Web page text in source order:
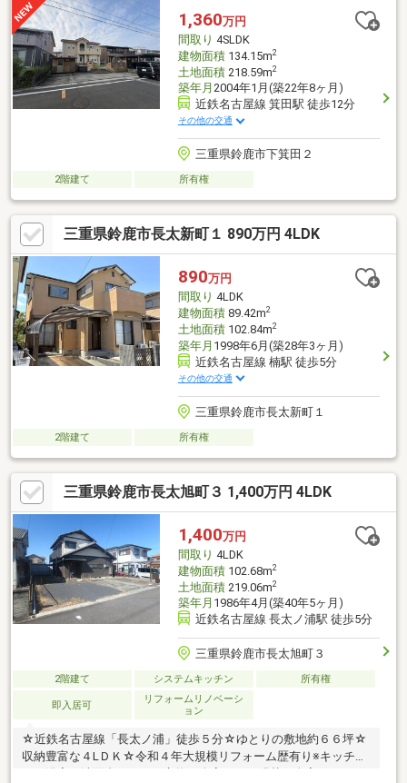
1,360万円
間取り 4SLDK
建物面積134.15m2
土地面積218.59m2
築年月 2004年1月(築22年8ヶ月)
近鉄名古屋線 箕田駅 徒歩12分
その他の交通
三重県鈴鹿市下箕田２
2階建て 所有権
三重県鈴鹿市長太新町１ 890万円 4LDK
890万円
間取り 4LDK
建物面積89.42m2
土地面積102.84m2
築年月 1998年6月(築28年3ヶ月)
近鉄名古屋線 楠駅 徒歩5分
その他の交通
三重県鈴鹿市長太新町１
2階建て 所有権
三重県鈴鹿市長太旭町３ 1,400万円 4LDK
1,400万円
間取り 4LDK
建物面積102.68m2
土地面積219.06m2
築年月 1986年4月(築40年5ヶ月)
近鉄名古屋線 長太ノ浦駅 徒歩5分
三重県鈴鹿市長太旭町３
2階建て システムキッチン 所有権
即入居可
リフォームリノベーシ
ョン
☆近鉄名古屋線「長太ノ浦」徒歩５分☆ゆとりの敷地約６６坪☆
収納豊富な４LＤＫ☆令和４年大規模リフォーム歴有り※キッチ